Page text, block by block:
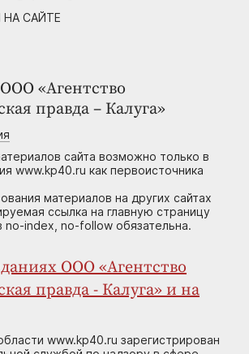
«Агентство
правда – Калуга»
сайта возможно только в
www.kp40.ru как первоисточника
материалов на других сайтах
ссылка на главную страницу
no-index, no-follow обязательна.
ООО «Агентство
правда - Калуга» и на
www.kp40.ru зарегистрирован
САЙТЕ